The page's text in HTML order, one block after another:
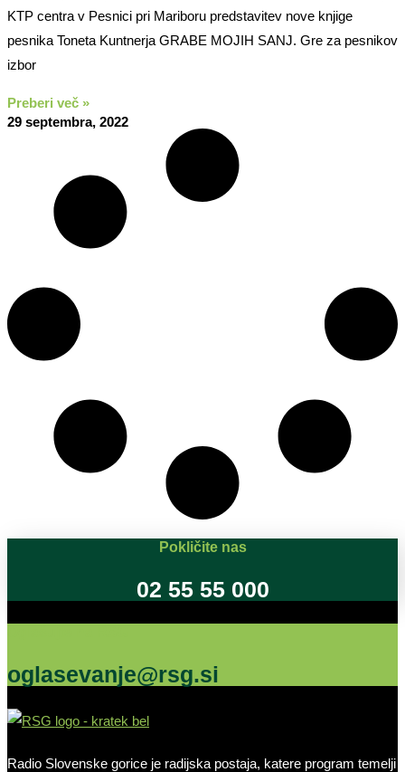
KTP centra v Pesnici pri Mariboru predstavitev nove knjige
pesnika Toneta Kuntnerja GRABE MOJIH SANJ. Gre za pesnikov
izbor
Preberi več »
29 septembra, 2022
Pokličite nas
02 55 55 000
oglasevanje@rsg.si
Radio Slovenske gorice je radijska postaja, katere program temelji